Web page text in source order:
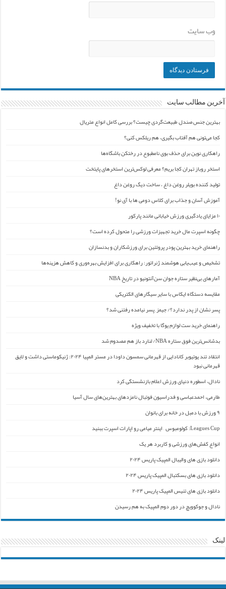
وب‌ سایت
آخرین مطالب سایت
بهترین جنس صندل طبیعت‌گردی چیست؟ بررسی کامل انواع متریال
کجا می‌تونی هم آفتاب بگیری، هم ریلکس کنی؟
راهکاری نوین برای حذف بوی نامطبوع در رختکن باشگاه‌ها
استخر روباز تهران کجا بریم؟ معرفی لوکس‌ترین استخرهای پایتخت
تولید کننده بویلر روغن داغ ، ساخت دیگ روغن داغ
آموزش آسان و جذاب برای کلاس دومی ها با آی نو!
۱۰ مزایای یادگیری ورزش خیابانی مانند پارکور
چگونه اسپرت مال خرید تجهیزات ورزشی را متحول کرده است؟
راهنمای خرید بهترین پودر پروتئین برای ورزشکاران و بدنسازان
تشخیص و عیب‌یابی هوشمند ژنراتور: راهکاری برای افزایش بهره‌وری و کاهش هزینه‌ها
آمارهای بی‌نظیر ستاره جوان سن‌آنتونیو در تاریخ NBA
مقایسه دستگاه ایکاس با سایر سیگارهای الکتریکی
پسر نشان از پدر ندارد؟/ جیمز ِ پسر نیامده رفتنی شد؟
راهنمای خرید ست لوازم یوگا با تخفیف ویژه
بدشانس‌ترین فوق ستاره NBA/ لنارد باز هم مصدوم شد
انتقاد تند یوتیوبر کانادایی از قهرمانی سمسون داودا در مستر المپیا ۲۰۲۴: ژنیکوماستی داشت و لایق
قهرمانی نبود
نادال، اسطوره دنیای ورزش اعلام بازنشستگی کرد
طارمی، احمدعباسی و فدراسیون فوتبال نامزدهای بهترین‌های سال آسیا
۹ ورزش با دمبل در خانه برای بانوان
Leagues Cup: کولومبوس – اینتر میامی رو اپارات اسپرت ببنید
انواع کفش‌های ورزشی و کاربرد هر یک
دانلود بازی های والیبال المپیک پاریس ۲۰۲۴
دانلود بازی های بسکتبال المپیک پاریس ۲۰۲۴
دانلود بازی های تنیس المپیک پاریس ۲۰۲۴
نادال و جوکوویچ در دور دوم المپیک به هم رسیدن
لینک